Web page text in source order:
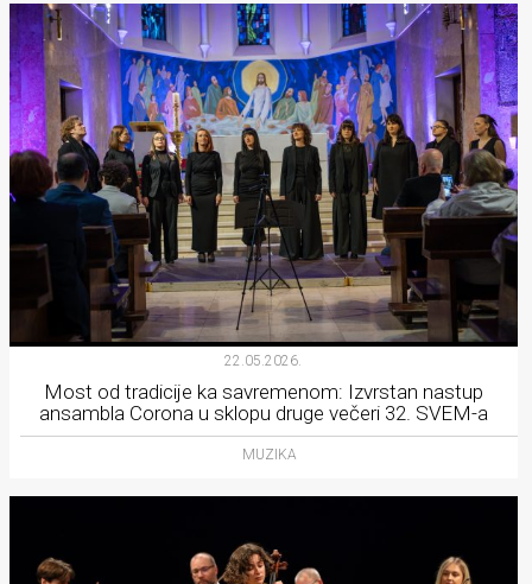
22.05.2026.
Most od tradicije ka savremenom: Izvrstan nastup
ansambla Corona u sklopu druge večeri 32. SVEM-a
MUZIKA